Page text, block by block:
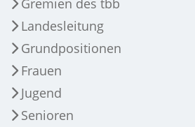
Gremien des tbb
Landesleitung
Grundpositionen
Frauen
Jugend
Senioren